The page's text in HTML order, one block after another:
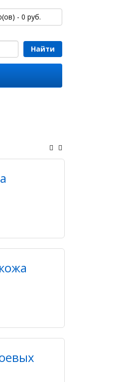
- 0 руб.
Найти